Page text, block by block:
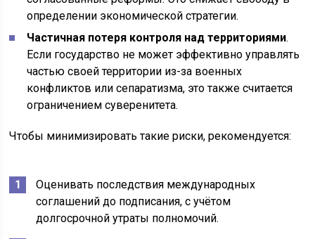
определении экономической стратегии.
Частичная потеря контроля над территориями.
Если государство не может эффективно управлять
частью своей территории из-за военных
конфликтов или сепаратизма, это также считается
ограничением суверенитета.
Чтобы минимизировать такие риски, рекомендуется:
Оценивать последствия международных
соглашений до подписания, с учётом
долгосрочной утраты полномочий.